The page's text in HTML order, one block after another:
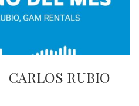
CARLOS RUBIO